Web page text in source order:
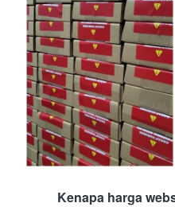
Kenapa harga